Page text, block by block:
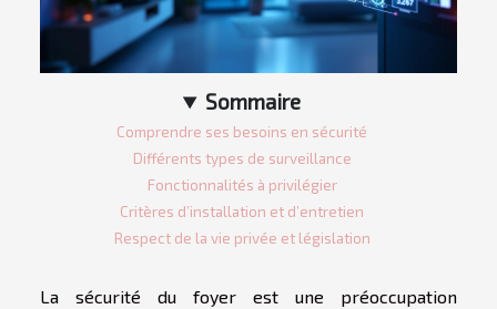
Sommaire
Comprendre ses besoins en sécurité
Différents types de surveillance
Fonctionnalités à privilégier
Critères d’installation et d’entretien
Respect de la vie privée et législation
La sécurité du foyer est une préoccupation